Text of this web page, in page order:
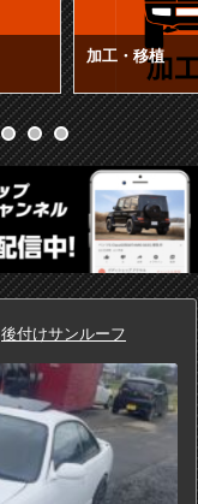
加工・移植
後付けサンルーフ